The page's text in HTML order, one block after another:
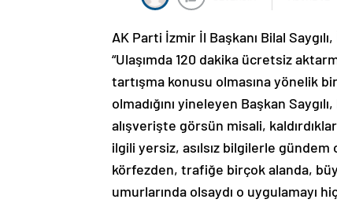
AK Parti İzmir İl Başkanı Bilal
“Ulaşımda 120 dakika ücretsiz
tartışma konusu olmasına yönelik
olmadığını yineleyen Başkan
alışverişte görsün misali,
ilgili yersiz, asılsız bilgilerle gündem
körfezden, trafiğe birçok alanda,
umurlarında olsaydı o uygulamayı